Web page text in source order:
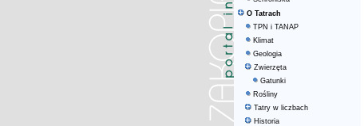
O Tatrach
TPN i TANAP
Klimat
Geologia
Zwierzęta
Gatunki
Rośliny
Tatry w liczbach
Historia